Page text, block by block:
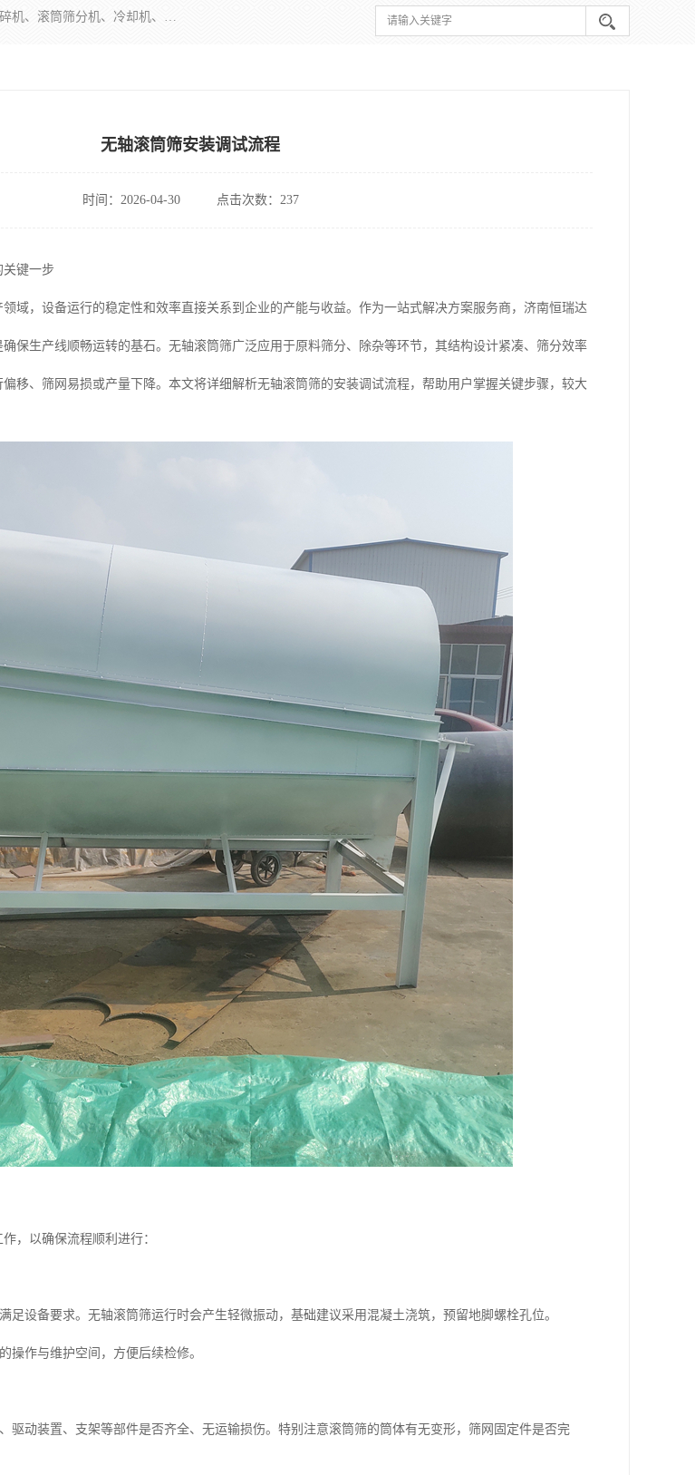
济南恒瑞达机械有限公司主营：颗粒机、环模颗粒机、平模颗粒机、粉碎机、滚筒筛分机、冷却机、颗粒燃烧机、生物质颗粒机、木屑颗粒机、秸秆颗粒机、饲料颗粒机、燃料颗粒机、木材粉碎机、秸秆粉碎机、饲料粉碎机、颗粒冷却机、锯末滚筒筛、锤片粉碎机、滚筒筛、搅拌机等产品。
无轴滚筒筛安装调试流程
时间：2026-04-30 点击次数：237
键一步
域，设备运行的稳定性和效率直接关系到企业的产能与收益。作为一站式解决方案服务商，济南恒瑞达
保生产线顺畅运转的基石。无轴滚筒筛广泛应用于原料筛分、除杂等环节，其结构设计紧凑、筛分效率
移、筛网易损或产量下降。本文将详细解析无轴滚筒筛的安装调试流程，帮助用户掌握关键步骤，较大
，以确保流程顺利进行：
足设备要求。无轴滚筒筛运行时会产生轻微振动，基础建议采用混凝土浇筑，预留地脚螺栓孔位。
操作与维护空间，方便后续检修。
驱动装置、支架等部件是否齐全、无运输损伤。特别注意滚筒筛的筒体有无变形，筛网固定件是否完